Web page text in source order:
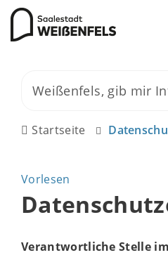
Startseite
Vorlesen
Verantwortliche Stelle